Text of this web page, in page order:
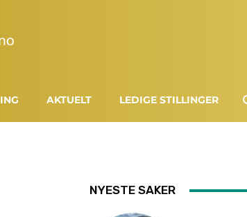
AKTUELT LEDIGE STILLINGER
NYESTE SAKER